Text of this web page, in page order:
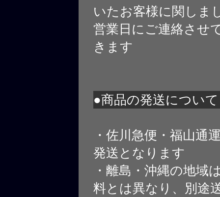
いたお客様に関しま
営業日にご連絡させ
きます
●商品の発送について
・佐川急便・福山通
発送となります
・離島・沖縄の地域
料とは異なり、別途